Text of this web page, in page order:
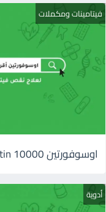
فيتامينات ومكملات
اوسوفورتين 10000 Ossofortin | فيتامين د أقراص
أدوية